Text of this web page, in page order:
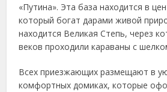
«Путина». Эта база находится в
который богат дарами живой
находится Великая Степь, через
веков проходили караваны с
Всех приезжающих размещают в
комфортных домиках, которые